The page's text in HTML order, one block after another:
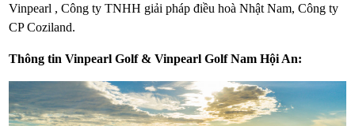
Vinpearl , Công ty TNHH giải pháp điều hoà Nhật Nam, Công ty
CP Coziland.
Thông tin Vinpearl Golf & Vinpearl Golf Nam Hội An: